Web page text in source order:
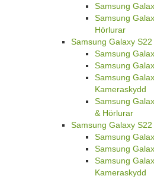
Samsung
Samsung
Hörlurar
Samsung Galaxy
Samsung
Samsung
Samsung
Kameraskydd
Samsung
& Hörlurar
Samsung Galaxy S22
Samsung
Samsung
Samsung
Kameraskydd